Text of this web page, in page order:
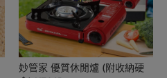
妙管家 優質休閒爐 (附收納硬